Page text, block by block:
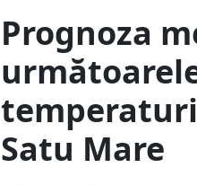
Prognoza
Satu Mare